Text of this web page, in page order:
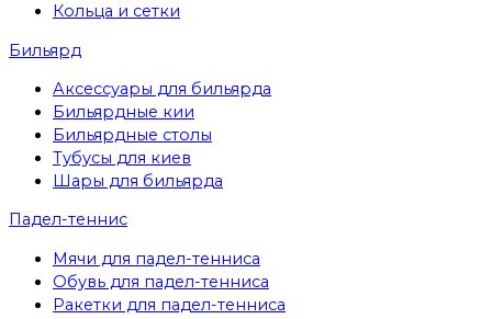
Кольца и сетки
Бильярд
Аксессуары для бильярда
Бильярдные кии
Бильярдные столы
Тубусы для киев
Шары для бильярда
Падел-теннис
Мячи для падел-тенниса
Обувь для падел-тенниса
Ракетки для падел-тенниса